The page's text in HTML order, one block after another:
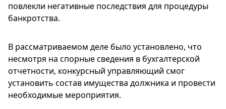
повлекли негативные последствия для процедуры
банкротства.
В рассматриваемом деле было установлено, что
несмотря на спорные сведения в бухгалтерской
отчетности, конкурсный управляющий смог
установить состав имущества должника и провести
необходимые мероприятия.